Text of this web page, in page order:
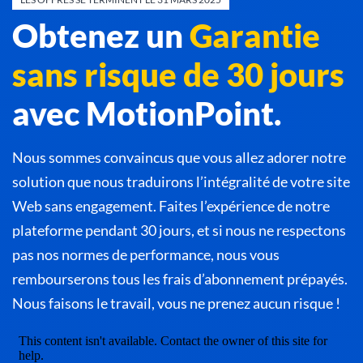
Obtenez unGarantie
sans risque de 30 jours
avec MotionPoint.
Nous sommes convaincus que vous allez adorer notre
solution que nous traduirons l’intégralité de votre site
Web sans engagement. Faites l’expérience de notre
plateforme pendant 30 jours, et si nous ne respectons
pas nos normes de performance, nous vous
rembourserons tous les frais d’abonnement prépayés.
Nous faisons le travail, vous ne prenez aucun risque !